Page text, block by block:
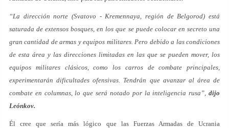
“La dirección norte (Svatovo - Kremennaya, región de Belgorod) está
saturada de extensos bosques, en los que se puede colocar en secreto una
gran cantidad de armas y equipos militares. Pero debido a las condiciones
de esta área y las direcciones limitadas en las que se pueden mover, los
equipos militares clásicos, como los carros de combate principales,
experimentarán dificultades ofensivas. Tendrán que avanzar al área de
combate en columnas, lo que será notado por la inteligencia rusa”, dijo
Leónkov.
Él cree que sería más lógico que las Fuerzas Armadas de Ucrania